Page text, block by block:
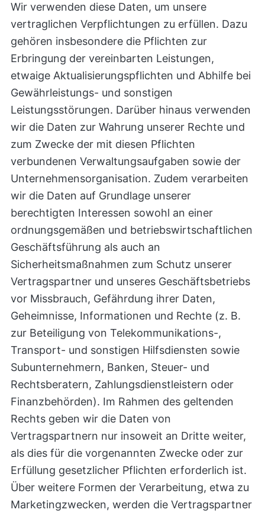
Wir verwenden diese Daten, um unsere
vertraglichen Verpflichtungen zu erfüllen. Dazu
gehören insbesondere die Pflichten zur
Erbringung der vereinbarten Leistungen,
etwaige Aktualisierungspflichten und Abhilfe bei
Gewährleistungs- und sonstigen
Leistungsstörungen. Darüber hinaus verwenden
wir die Daten zur Wahrung unserer Rechte und
zum Zwecke der mit diesen Pflichten
verbundenen Verwaltungsaufgaben sowie der
Unternehmensorganisation. Zudem verarbeiten
wir die Daten auf Grundlage unserer
berechtigten Interessen sowohl an einer
ordnungsgemäßen und betriebswirtschaftlichen
Geschäftsführung als auch an
Sicherheitsmaßnahmen zum Schutz unserer
Vertragspartner und unseres Geschäftsbetriebs
vor Missbrauch, Gefährdung ihrer Daten,
Geheimnisse, Informationen und Rechte (z. B.
zur Beteiligung von Telekommunikations-,
Transport- und sonstigen Hilfsdiensten sowie
Subunternehmern, Banken, Steuer- und
Rechtsberatern, Zahlungsdienstleistern oder
Finanzbehörden). Im Rahmen des geltenden
Rechts geben wir die Daten von
Vertragspartnern nur insoweit an Dritte weiter,
als dies für die vorgenannten Zwecke oder zur
Erfüllung gesetzlicher Pflichten erforderlich ist.
Über weitere Formen der Verarbeitung, etwa zu
Marketingzwecken, werden die Vertragspartner